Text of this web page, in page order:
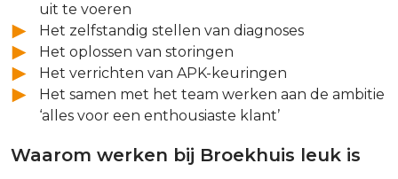
uit te voeren
Het zelfstandig stellen van diagnoses
Het oplossen van storingen
Het verrichten van APK-keuringen
Het samen met het team werken aan de ambitie
‘alles voor een enthousiaste klant’
Waarom werken bij Broekhuis leuk is